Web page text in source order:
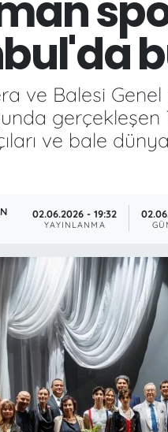
ve Balesi
gerçekleşen
ve bale
02.06.2026 - 19:32
YAYINLANMA